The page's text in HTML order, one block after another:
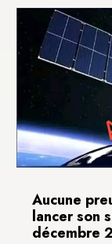
Aucune
lancer son
décembre